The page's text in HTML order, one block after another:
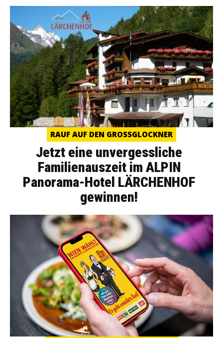
RAUF AUF DEN GROSSGLOCKNER
Jetzt eine unvergessliche
Familienauszeit im ALPIN
Panorama-Hotel LÄRCHENHOF
gewinnen!